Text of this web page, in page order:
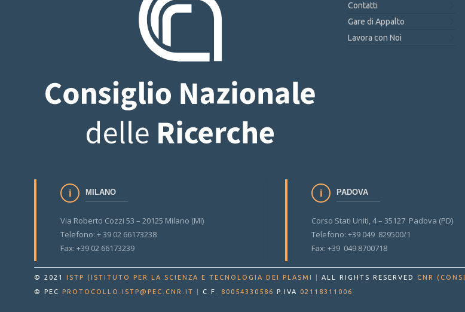
Contatti
Gare di Appalto
Lavora con Noi
MILANO
Via Roberto Cozzi 53 – 20125 Milano (MI)
Telefono: + 39 02 66173238
Fax: +39 02 66173239
PADOVA
Corso Stati Uniti, 4 – 35127 Padova (PD)
Telefono: +39 049 829500/1
Fax: +39 049 8700718
© 2021 ISTP (ISTITUTO PER LA SCIENZA E TECNOLOGIA DEI PLASMI ALL RIGHTS RESERVED CNR
© PEC PROTOCOLLO.ISTP@PEC.CNR.IT C.F. 80054330586 P.IVA 02118311006